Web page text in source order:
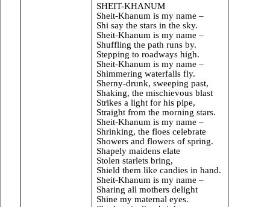
SHEIT-KHANUM
Sheit-Khanum is my name –
Shi say the stars in the sky.
Sheit-Khanum is my name –
Shuffling the path runs by.
Stepping to roadways high.
Sheit-Khanum is my name –
Shimmering waterfalls fly.
Sherny-drunk, sweeping past,
Shaking, the mischievous blast
Strikes a light for his pipe,
Straight from the morning stars.
Sheit-Khanum is my name –
Shrinking, the floes celebrate
Showers and flowers of spring.
Shapely maidens elate
Stolen starlets bring,
Shield them like candies in hand.
Sheit-Khanum is my name –
Sharing all mothers delight
Shine my maternal eyes.